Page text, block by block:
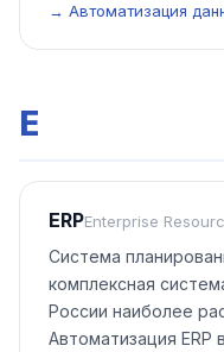
→ Автоматизация
E
ERPEnterprise
Система
комплексная
России наиболее
Автоматизация ERP